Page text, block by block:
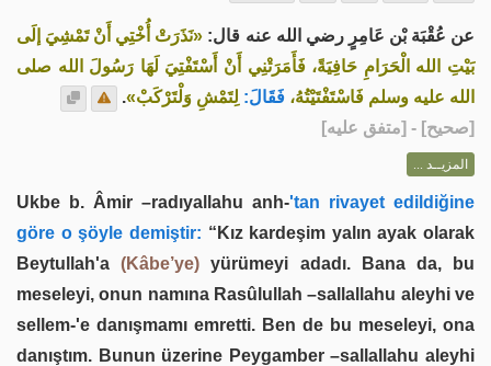
عن عُقْبَة بْن عَامِرٍ رضي الله عنه قال: «نَذَرَتْ أُخْتِي أَنْ تَمْشِيَ إلَى
بَيْتِ الله الْحَرَامِ حَافِيَةً، فَأَمَرَتْنِي أَنْ أَسْتَفْتِيَ لَهَا رَسُولَ الله صلى
الله عليه وسلم فَاسْتَفْتَيْتُهُ، فَقَالَ: لِتَمْشِ وَلْتَرْكَبْ».
[صحيح] - [متفق عليه]
المزيــد ...
Ukbe b. Âmir –radıyallahu anh-'tan rivayet edildiğine
göre o şöyle demiştir: “Kız kardeşim yalın ayak olarak
Beytullah'a(Kâbe’ye) yürümeyi adadı. Bana da, bu
meseleyi, onun namına Rasûlullah –sallallahu aleyhi ve
sellem-'e danışmamı emretti. Ben de bu meseleyi, ona
danıştım. Bunun üzerine Peygamber –sallallahu aleyhi